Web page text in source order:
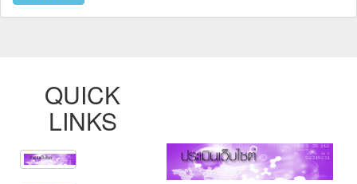
QUICK
LINKS